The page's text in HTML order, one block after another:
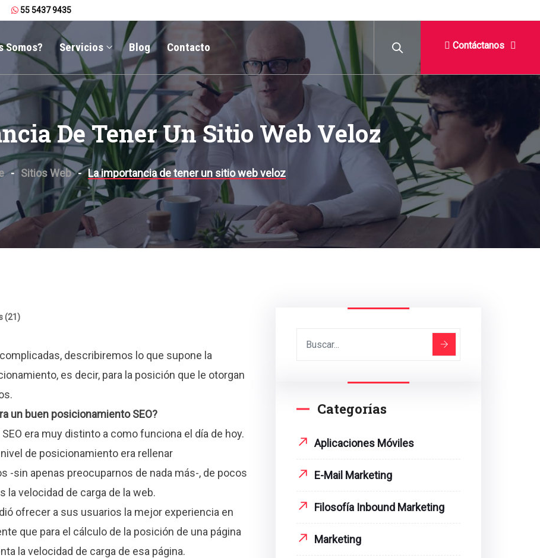
55 5437 9435
Somos? Servicios Blog Contacto Contáctanos
De Tener Un Sitio Web Veloz
Sitios Web La importancia de tener un sitio web veloz
(21)
describiremos lo que supone la
es decir, para la posición que le otorgan
un buen posicionamiento SEO?
era muy distinto a como funciona el día de hoy.
de posicionamiento era rellenar
-sin apenas preocuparnos de nada más-, de pocos
la velocidad de carga de la web.
ofrecer a sus usuarios la mejor experiencia en
que para el cálculo de la posición de una página
la velocidad de carga de esa página.
Categorías
Aplicaciones Móviles
E-Mail Marketing
Filosofía Inbound Marketing
Marketing